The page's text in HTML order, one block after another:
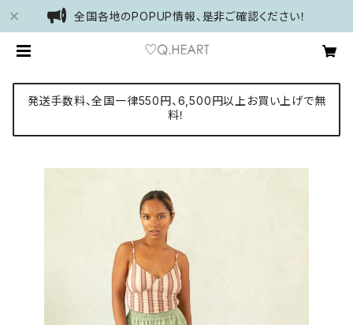
全国各地のPOPUP情報、是非ご確認ください！
発送手数料、全国一律550円、6,500円以上お買い上げで無
料！